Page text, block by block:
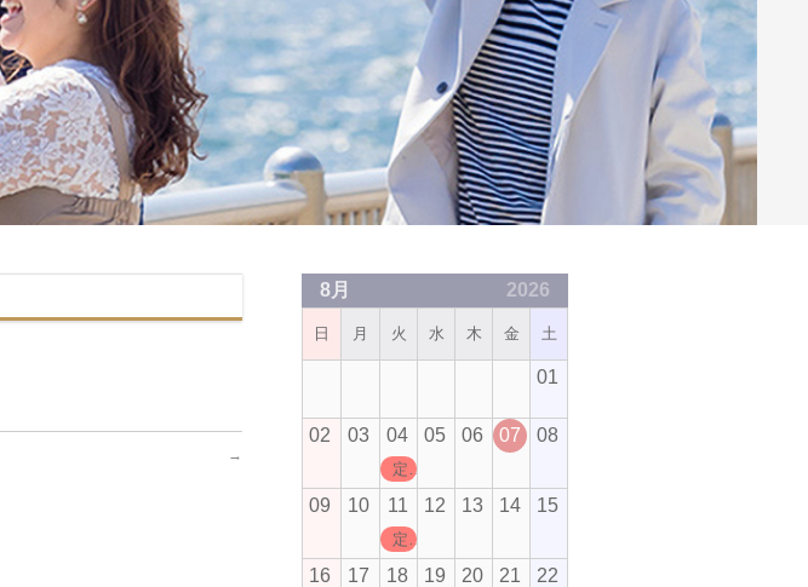
→
8月 2026
日 月 火 水 木 金 土
01
02 03 04
定休日
05 06 07 08
09 10 11
定休日
12 13 14 15
16 17 18 19 20 21 22